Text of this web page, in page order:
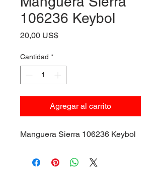
106236 Keybol
20,00 US$Precio
Cantidad *
Agregar al carrito
Manguera Sierra 106236 Keybol